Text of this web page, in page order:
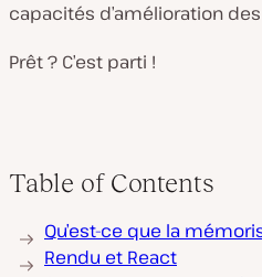
capacités d’amélioration
Prêt ? C’est parti !
Table of Contents
Qu’est-ce que la
Rendu et React